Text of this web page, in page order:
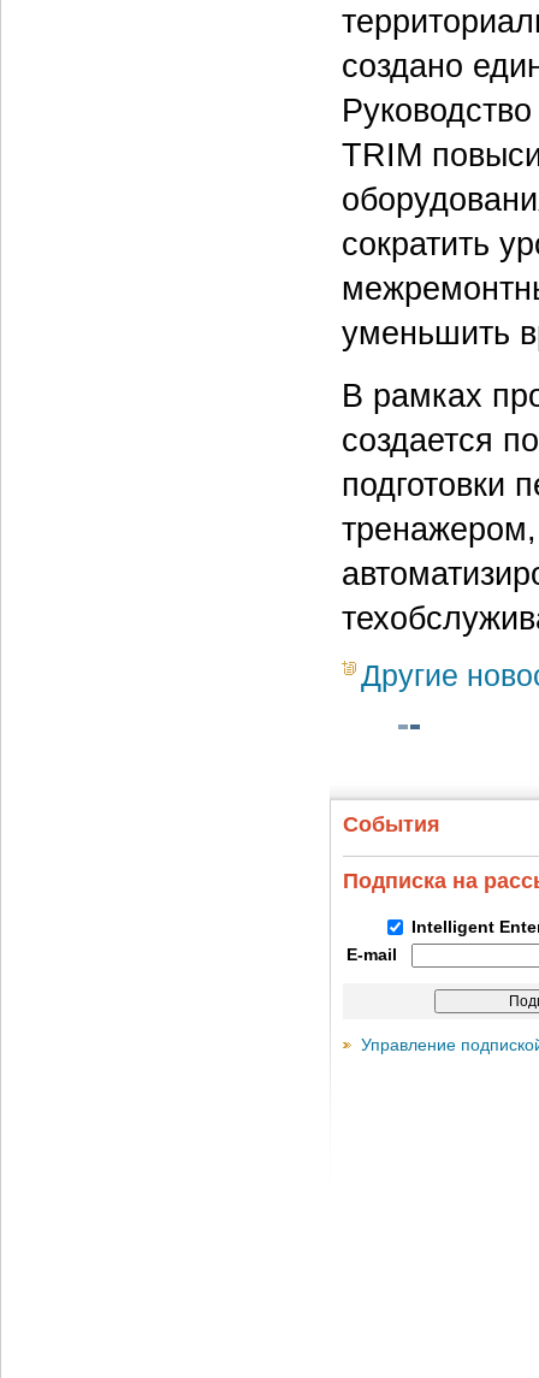
создано
TRIM
сократить
уменьшить
В рамках
создается
подготовки
Другие
События
Подписка на
Intelligent
E-mail
Управление